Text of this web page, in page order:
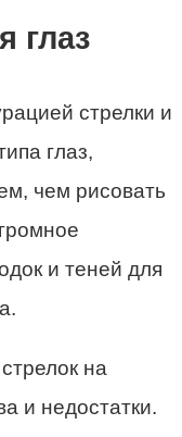
глаз
стрелки и
глаз,
чем рисовать
и теней для
на
и недостатки.